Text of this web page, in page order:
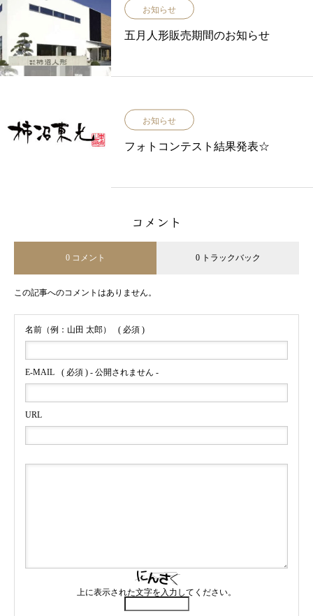
お知らせ
五月人形販売期間のお知らせ
お知らせ
フォトコンテスト結果発表☆
コメント
0 コメント 0 トラックバック
この記事へのコメントはありません。
名前（例：山田 太郎） ( 必須 )
E-MAIL ( 必須 ) - 公開されません -
URL
上に表示された文字を入力してください。